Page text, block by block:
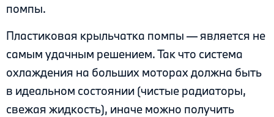
помпы.
Пластиковая крыльчатка помпы — является не
самым удачным решением. Так что система
охлаждения на больших моторах должна быть
в идеальном состоянии (чистые радиаторы,
свежая жидкость), иначе можно получить